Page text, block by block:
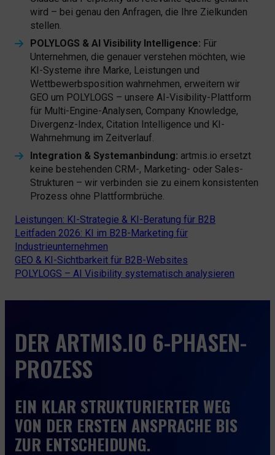
wird – bei genau den Anfragen, die Ihre Zielkunden
stellen.
POLYLOGS & AI Visibility Intelligence: Für
Unternehmen, die genauer verstehen möchten, wie
KI-Systeme ihre Marke, Leistungen und
Wettbewerbsposition wahrnehmen, erweitern wir
GEO um POLYLOGS – unsere AI-Visibility-Plattform
für Multi-Engine-Analysen, Company Knowledge,
Divergenz-Index, Citation Intelligence und KI-
Wahrnehmung im Zeitverlauf.
Integration & Systemanbindung: artmis.io ersetzt
keine bestehenden CRM-, Marketing- oder Sales-
Strukturen – wir verbinden sie zu einem konsistenten
Prozess ohne Plattformbrüche.
Leistungen: KI-Strategie & KI-Beratung für B2B
Leitfaden 2026: KI im B2B-Marketing für
Industrieunternehmen
GEO & KI-Sichtbarkeit für B2B-Websites
POLYLOGS – AI Visibility systematisch analysieren
DER ARTMIS.IO 6-PHASEN-
PROZESS
EIN KLAR STRUKTURIERTER WEG
VON DER ERSTEN ANSPRACHE BIS
ZUR ENTSCHEIDUNG.